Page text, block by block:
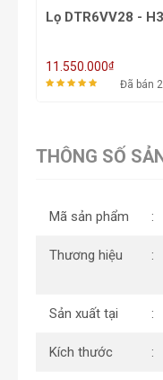
Lục bình
30.800.000
Đã
THÔNG SỐ
Mã sản phẩm
Thương hiệu
Sản xuất tại
Kích thước